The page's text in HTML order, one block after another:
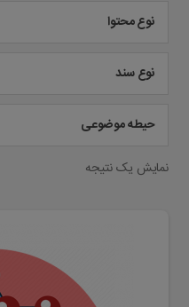
نوع محتوا
نوع سند
حیطه موضوعی
نمایش یک نتیجه